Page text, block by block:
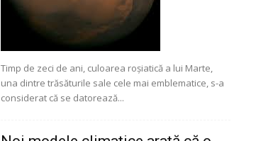
Timp de zeci de ani, culoarea roșiatică a lui Marte,
una dintre trăsăturile sale cele mai emblematice, s-a
considerat că se datorează...